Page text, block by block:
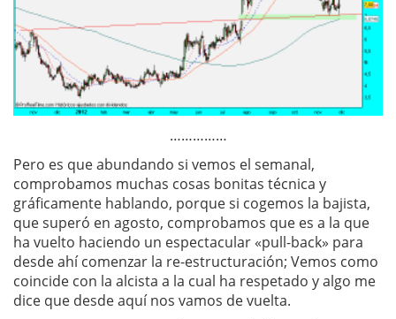
……………
Pero es que abundando si vemos el semanal,
comprobamos muchas cosas bonitas técnica y
gráficamente hablando, porque si cogemos la bajista,
que superó en agosto, comprobamos que es a la que
ha vuelto haciendo un espectacular «pull-back» para
desde ahí comenzar la re-estructuración; Vemos como
coincide con la alcista a la cual ha respetado y algo me
dice que desde aquí nos vamos de vuelta.